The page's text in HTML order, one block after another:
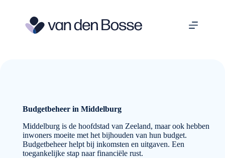
Budgetbeheer in Middelburg
Middelburg is de hoofdstad van Zeeland, maar ook hebben
inwoners moeite met het bijhouden van hun budget.
Budgetbeheer helpt bij inkomsten en uitgaven. Een
toegankelijke stap naar financiële rust.